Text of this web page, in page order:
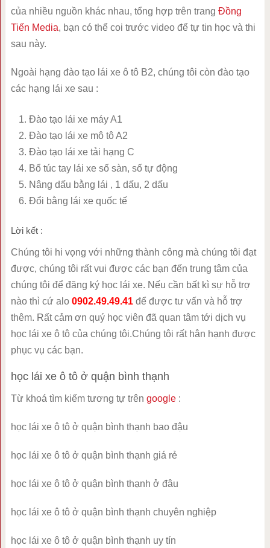
của nhiều nguồn khác nhau, tổng hợp trên trang Đồng
Tiến Media, bạn có thể coi trước video để tự tin học và thi
sau này.
Ngoài hạng đào tạo lái xe ô tô B2, chúng tôi còn đào tạo
các hạng lái xe sau :
Đào tạo lái xe máy A1
Đào tạo lái xe mô tô A2
Đào tạo lái xe tải hạng C
Bổ túc tay lái xe số sàn, số tự động
Nâng dấu bằng lái , 1 dấu, 2 dấu
Đổi bằng lái xe quốc tế
Lời kết :
Chúng tôi hi vọng với những thành công mà chúng tôi đạt
được, chúng tôi rất vui được các bạn đến trung tâm của
chúng tôi để đăng ký học lái xe. Nếu cần bất kì sự hỗ trợ
nào thì cứ alo 0902.49.49.41để được tư vấn và hỗ trợ
thêm. Rất cảm ơn quý học viên đã quan tâm tới dịch vụ
học lái xe ô tô của chúng tôi.Chúng tôi rất hân hạnh được
phục vụ các bạn.
học lái xe ô tô ở quận bình thạnh
Từ khoá tìm kiếm tương tự trên google:
học lái xe ô tô ở quận bình thạnh bao đậu
học lái xe ô tô ở quận bình thạnh giá rẻ
học lái xe ô tô ở quận bình thạnh ở đâu
học lái xe ô tô ở quận bình thạnh chuyên nghiệp
học lái xe ô tô ở quận bình thạnh uy tín